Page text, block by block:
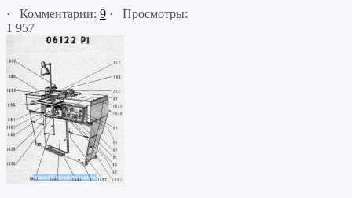
· Комментарии: 9 · Просмотры:
1 957